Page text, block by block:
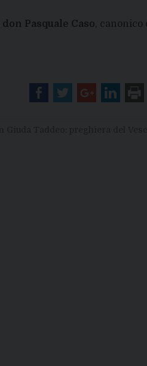
don Pasquale Caso , canonico